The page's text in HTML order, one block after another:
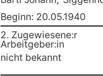
Beginn: 20.05.1940
2. Zugewiesene:r
Arbeitgeber:in
nicht bekannt